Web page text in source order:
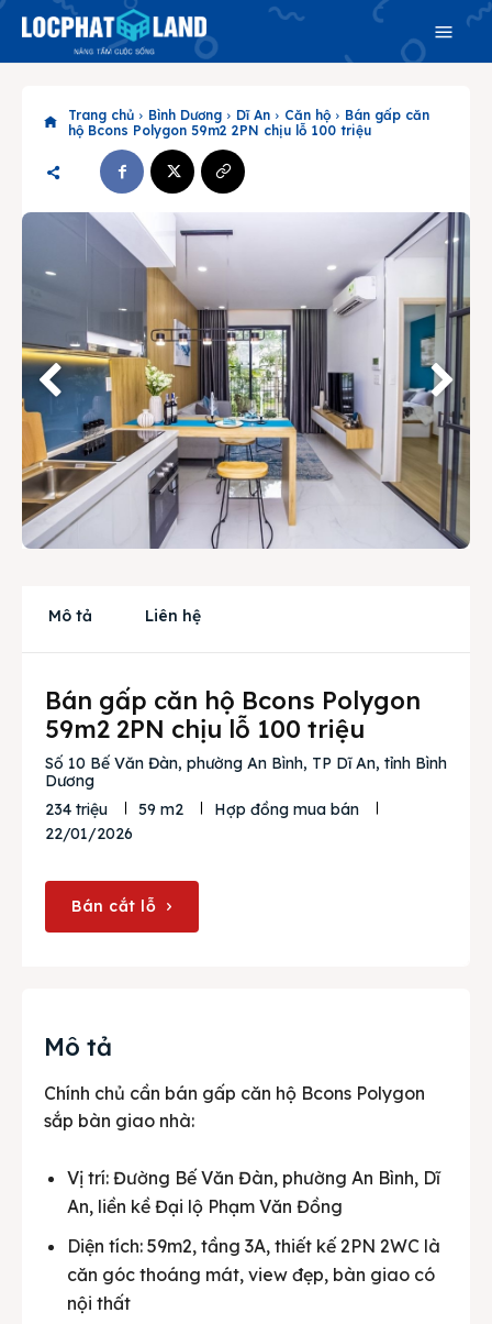
Search
Search
Phiên bản cập nhật V3
& tìm kiếm nhanh chóng hơn
Trang chủ
Dự án
Mua bán
Cho thuê
Liên hệ
Search
Trang chủ Bình Dương Dĩ An Căn hộ
Bán gấp căn
hộ Bcons Polygon 59m2 2PN chịu lỗ 100 triệu
Mô tả Liên hệ
Bán gấp căn hộ Bcons Polygon
59m2 2PN chịu lỗ 100 triệu
Số 10 Bế Văn Đàn, phường An Bình, TP Dĩ An, tỉnh Bình
Dương
234 triệu
59 m2
Hợp đồng mua bán
22/01/2026
Bán cắt lỗ
Mô tả
Chính chủ cần bán gấp căn hộ Bcons Polygon
sắp bàn giao nhà:
Vị trí: Đường Bế Văn Đàn, phường An Bình, Dĩ
An, liền kề Đại lộ Phạm Văn Đồng
Diện tích: 59m2, tầng 3A, thiết kế 2PN 2WC là
căn góc thoáng mát, view đẹp, bàn giao có
nội thất